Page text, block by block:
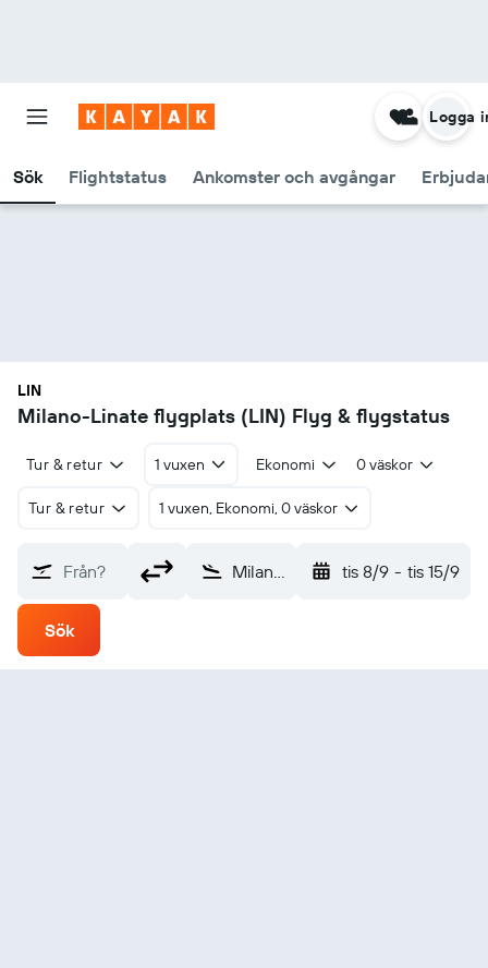
Sök Flightstatus Ankomster och avgångar
Logga
LIN
Milano-Linate flygplats (LIN) Flyg & flygstatus
Tur & retur 1 vuxen Ekonomi 0 väskor
Tur & retur 1 vuxen, Ekonomi, 0 väskor
Från? Milano-Linate (LIN) tis 8/9 - tis 15/9
Sök